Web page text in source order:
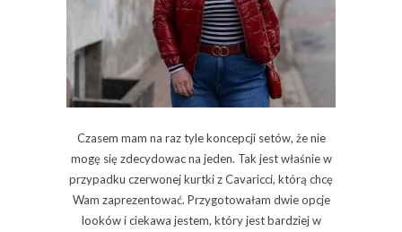
Czasem mam na raz tyle koncepcji setów, że nie
mogę się zdecydowac na jeden. Tak jest właśnie w
przypadku czerwonej kurtki z Cavaricci, którą chcę
Wam zaprezentować. Przygotowałam dwie opcje
looków i ciekawa jestem, który jest bardziej w